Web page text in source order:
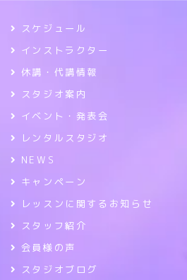
スケジュール
インストラクター
休講・代講情報
スタジオ案内
イベント・発表会
レンタルスタジオ
NEWS
キャンペーン
レッスンに関するお知らせ
スタッフ紹介
会員様の声
スタジオブログ